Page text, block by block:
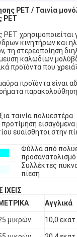
PET / Ταινία
PET
PET χρησιμοποιείται
κινητήρων και
τη στερεοποίηση
καλωδίων
προϊόντα που
προϊόντα είναι
ταινία πολυεστέρα
εισαγόμενα
ευαίσθητοι στην
Φύλλα από
προσανατολισμό
Συλλέκτες
πίεση
ΙΧΕΙΣ
ΜΕΤΡΙΚΑ Αγγλικά
μικρών 10,0 εκατ.